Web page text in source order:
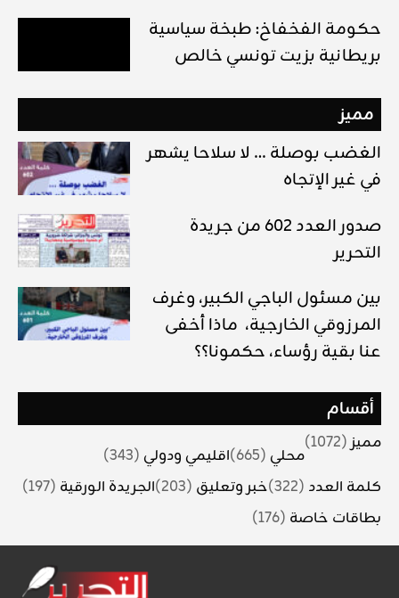
حكومة الفخفاخ: طبخة سياسية
بريطانية بزيت تونسي خالص
مميز
الغضب بوصلة … لا سلاحا يشهر
في غير الإتجاه
صدور العدد 602 من جريدة
التحرير
بين مسئول الباجي الكبير، وغرف
المرزوقي الخارجية، ماذا أخفى
عنا بقية رؤساء، حكمونا؟؟
أقسام
مميز(1072)
محلي (665) اقليمي ودولي (343)
كلمة العدد (322) خبر وتعليق (203) الجريدة الورقية (197)
بطاقات خاصة (176)